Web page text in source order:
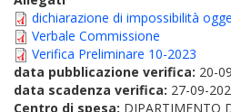
dichiarazione di impossibilità
Verbale Commissione
Verifica Preliminare 10-2023
data pubblicazione verifica: 20-
data scadenza verifica: 27-09-
Centro di spesa: DIPARTIMENTO